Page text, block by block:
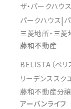
ザ・パークハウ
パークハウス
三菱地所・三菱
藤和不動産
BELISTA（ベリ
リーデンススク
藤和不動産分譲
アーバンライフ